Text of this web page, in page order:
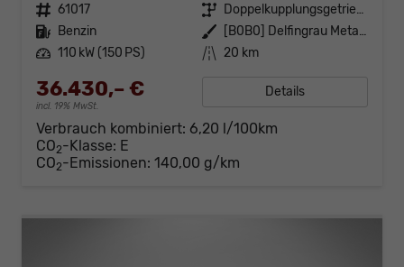
Fahrzeugnr. 61017 Getriebe
Doppelkupplungsgetriebe (DSG)
Kraftstoff Benzin Außenfarbe
[B0B0] Delfingrau Metallic
Leistung 110 kW (150 PS) Kilometerstand 20 km
36.430,– €
incl. 19% MwSt.
Details
Verbrauch kombiniert: 6,20 l/100km
CO2-Klasse: E
CO2-Emissionen: 140,00 g/km